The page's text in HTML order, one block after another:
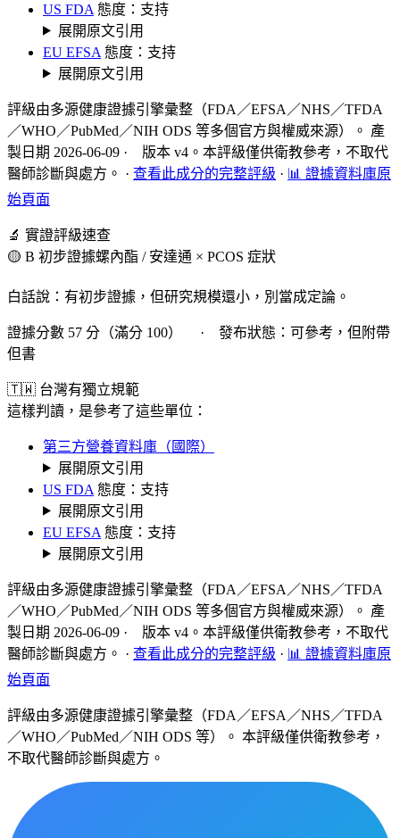
US FDA 態度：支持
展開原文引用
EU EFSA 態度：支持
展開原文引用
評級由多源健康證據引擎彙整（FDA／EFSA／NHS／TFDA
／WHO／PubMed／NIH ODS 等多個官方與權威來源）。 產
製日期 2026-06-09 · 版本 v4。本評級僅供衛教參考，不取代
醫師診斷與處方。 · 查看此成分的完整評級 · 📊 證據資料庫原
始頁面
🔬 實證評級速查
🟡 B 初步證據螺內酯 / 安達通 × PCOS 症狀
白話說：有初步證據，但研究規模還小，別當成定論。
證據分數 57 分（滿分 100） · 發布狀態：可參考，但附帶
但書
🇹🇼 台灣有獨立規範
這樣判讀，是參考了這些單位：
第三方營養資料庫（國際）
展開原文引用
US FDA 態度：支持
展開原文引用
EU EFSA 態度：支持
展開原文引用
評級由多源健康證據引擎彙整（FDA／EFSA／NHS／TFDA
／WHO／PubMed／NIH ODS 等多個官方與權威來源）。 產
製日期 2026-06-09 · 版本 v4。本評級僅供衛教參考，不取代
醫師診斷與處方。 · 查看此成分的完整評級 · 📊 證據資料庫原
始頁面
評級由多源健康證據引擎彙整（FDA／EFSA／NHS／TFDA
／WHO／PubMed／NIH ODS 等）。 本評級僅供衛教參考，
不取代醫師診斷與處方。